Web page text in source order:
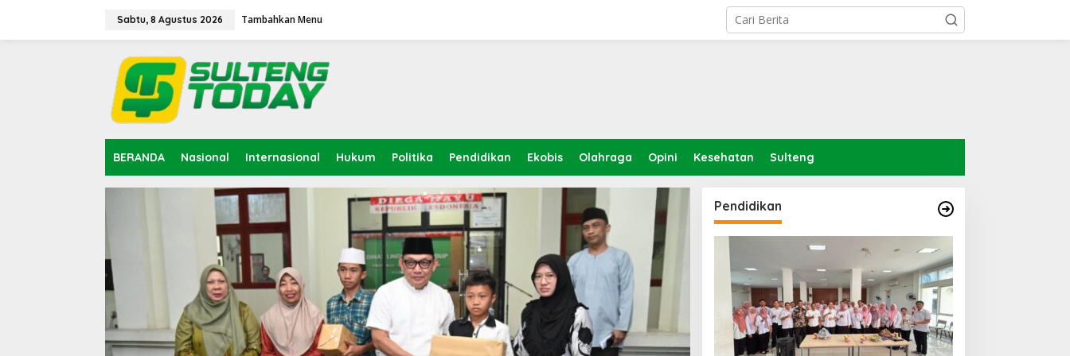
Sabtu, 8 Agustus 2026 Tambahkan Menu
BERANDA Nasional Internasional Hukum Politika Pendidikan Ekobis Olahraga Opini Kesehatan Sulteng
Pendidikan